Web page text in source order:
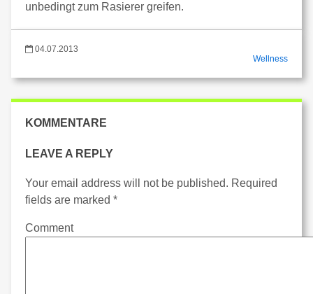
unbedingt zum Rasierer greifen.
04.07.2013
Wellness
KOMMENTARE
LEAVE A REPLY
Your email address will not be published. Required
fields are marked *
Comment